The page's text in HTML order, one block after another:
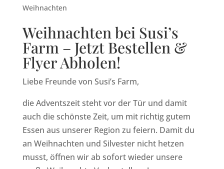
Weihnachten
Weihnachten bei Susi’s
Farm – Jetzt Bestellen &
Flyer Abholen!
Liebe Freunde von Susi’s Farm,
die Adventszeit steht vor der Tür und damit
auch die schönste Zeit, um mit richtig gutem
Essen aus unserer Region zu feiern. Damit du
an Weihnachten und Silvester nicht hetzen
musst, öffnen wir ab sofort wieder unsere